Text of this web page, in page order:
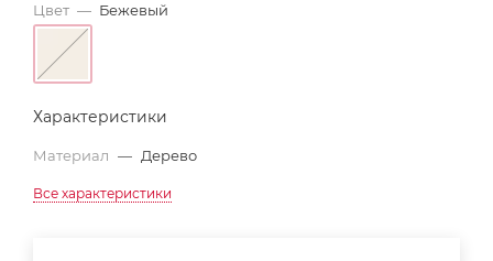
Цвет — Бежевый
Характеристики
Материал — Дерево
Все характеристики